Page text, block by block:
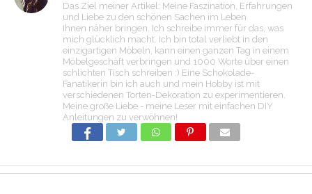
Das Ziel meiner Artikel: Meine Faszination, Erfahrungen
und Liebe zu den schönen Sachen im Leben
Ihnen näher bringen. Ich schreibe immer für das, was
mich glücklich macht. Ich bin total verliebt in den
einzigartigen Möbeln, kann einen ganzen Tag in einem
Möbelgeschäft verbringen und 1000 Worte über einen
schlichten Tisch schreiben :) Eine Schokolade-
Fanatikerin bin ich auch und mein Hobby ist mit
verschiedenen Torten-Dekoration zu experimentieren.
Meine große Liebe - meine Leser mit einfachen DIY
Anleitungen zu verwöhnen!